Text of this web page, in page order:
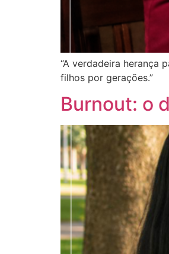
“A verdadeira herança
filhos por gerações.”
Burnout: o